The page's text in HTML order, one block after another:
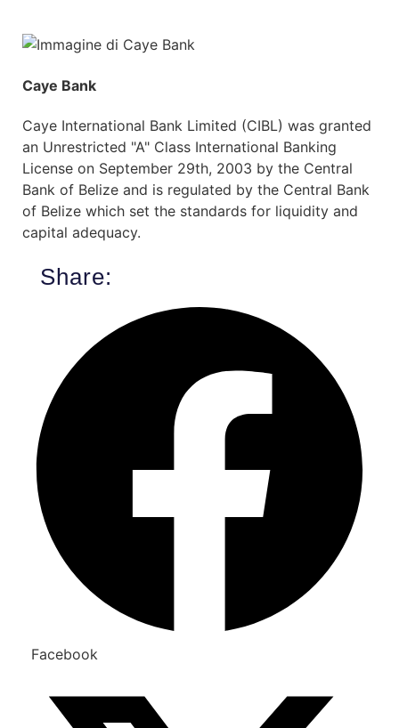
Caye Bank
Caye International Bank Limited (CIBL) was granted
an Unrestricted "A" Class International Banking
License on September 29th, 2003 by the Central
Bank of Belize and is regulated by the Central Bank
of Belize which set the standards for liquidity and
capital adequacy.
Share:
Facebook